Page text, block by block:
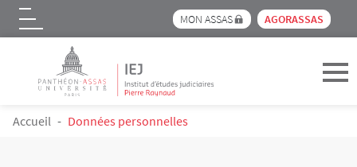
Aller au contenu principal
Menu pre_header IEJ
MON ASSAS AGORASSAS
FIL D'ARIANE
Accueil Données personnelles